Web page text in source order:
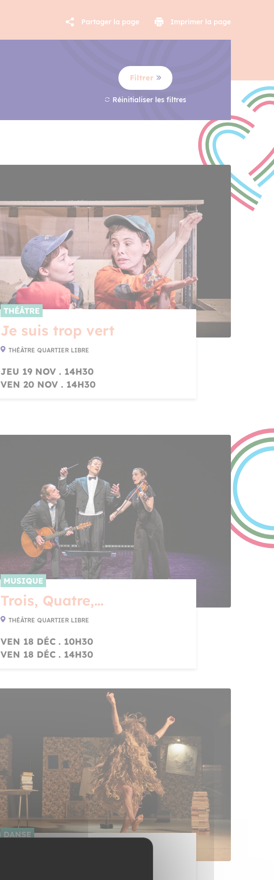
Partager la page Imprimer la page
Filtrer
Réinitialiser les filtres
THÉÂTRE
Je suis trop vert
THÉÂTRE QUARTIER LIBRE
JEU 19 NOV . 14H30
VEN 20 NOV . 14H30
MUSIQUE
Trois, Quatre,…
THÉÂTRE QUARTIER LIBRE
VEN 18 DÉC . 10H30
VEN 18 DÉC . 14H30
DANSE